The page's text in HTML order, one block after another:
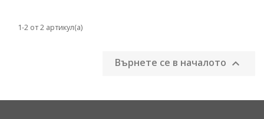
1-2 от 2 артикул(а)
Върнете се в началото 